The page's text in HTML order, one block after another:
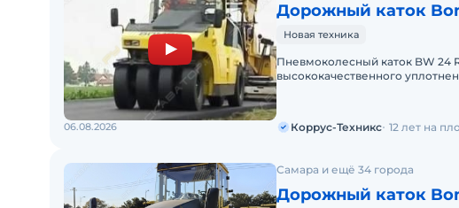
Дорожный каток
Новая техника
Пневмоколесный каток BW 24
высококачественного
06.08.2026 Коррус-Техникс 12 лет на
Самара и ещё 34 города
Дорожный каток